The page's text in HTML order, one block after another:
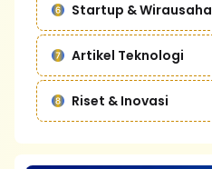
Startup & Wirausaha
Artikel Teknologi
Riset & Inovasi